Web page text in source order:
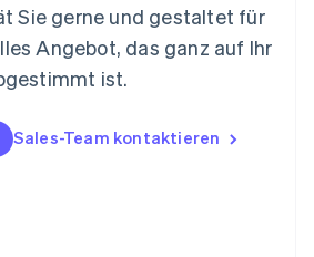
Sie gerne und gestaltet für
Angebot, das ganz auf Ihr
ist.
Sales-Team kontaktieren